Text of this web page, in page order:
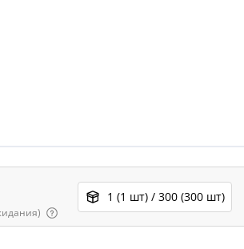
1 (1 шт) / 300 (300 шт)